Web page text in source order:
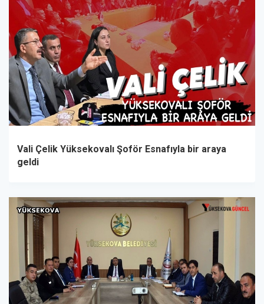
Vali Çelik Yüksekovalı Şoför Esnafıyla bir araya
geldi